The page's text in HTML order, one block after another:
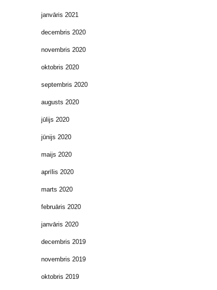
janvāris 2021
decembris 2020
novembris 2020
oktobris 2020
septembris 2020
augusts 2020
jūlijs 2020
jūnijs 2020
maijs 2020
aprīlis 2020
marts 2020
februāris 2020
janvāris 2020
decembris 2019
novembris 2019
oktobris 2019